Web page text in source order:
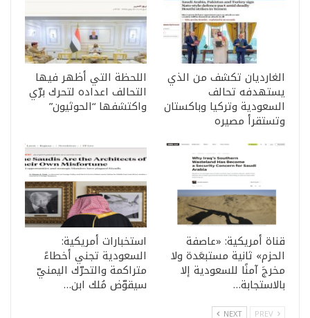
الغارديان تكشف من الذي
يستهدفه تحالف
السعودية وتركيا وباكستان
وتستقرأ مصيره
اللحظة التي أظهر فيها
التحالف اعداده لتحرك برّي
واكتشفها “الحوثيون”
قناة أمريكية: «عاصفة
الحزم» ثانية مستبعَدة ولا
مخرجَ آمنًا للسعودية إلا
بالاستجابة…
استخبارات أمريكية:
السعودية تجني أخطاءً
متراكمة والتحرّك اليمنيّ
سيقوّض مُلك ابن…
NEXT